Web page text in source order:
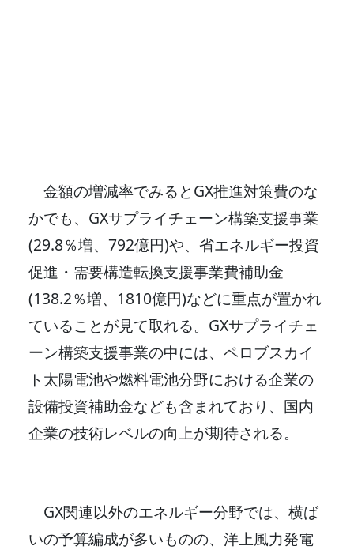
金額の増減率でみるとGX推進対策費のな
かでも、GXサプライチェーン構築支援事業
(29.8％増、792億円)や、省エネルギー投資
促進・需要構造転換支援事業費補助金
(138.2％増、1810億円)などに重点が置かれ
ていることが見て取れる。GXサプライチェ
ーン構築支援事業の中には、ペロブスカイ
ト太陽電池や燃料電池分野における企業の
設備投資補助金なども含まれており、国内
企業の技術レベルの向上が期待される。
GX関連以外のエネルギー分野では、横ば
いの予算編成が多いものの、洋上風力発電